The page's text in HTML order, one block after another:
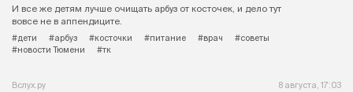
И все же детям лучше очищать арбуз от косточек, и дело тут
вовсе не в аппендиците.
#дети
#арбуз #косточки #питание #врач
#советы
#новости Тюмени
#тк
Вслух.ру 8 августа, 17:03